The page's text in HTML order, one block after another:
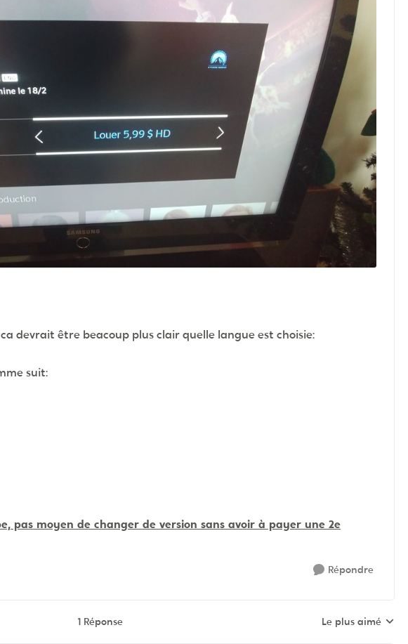
ca devrait être beacoup plus clair quelle langue est choisie:
suit:
pas moyen de changer de version sans avoir à payer une 2e
Répondre
1 Réponse Réponses triées par
Le plus aimé